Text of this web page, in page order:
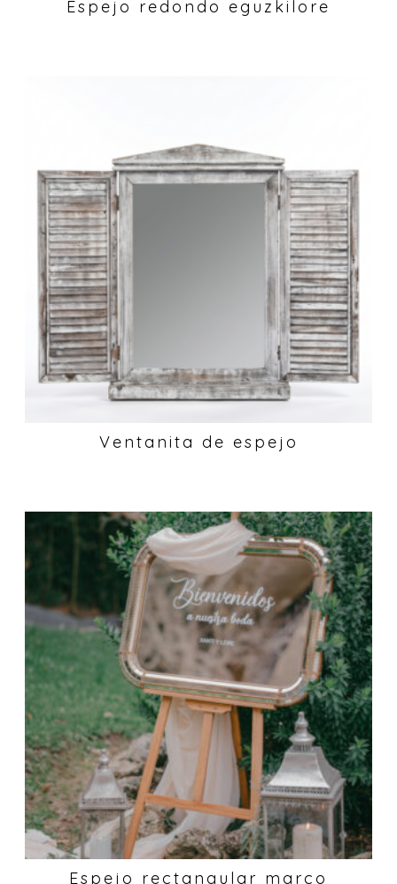
Espejo redondo eguzkilore
Ventanita de espejo
Espejo rectangular marco